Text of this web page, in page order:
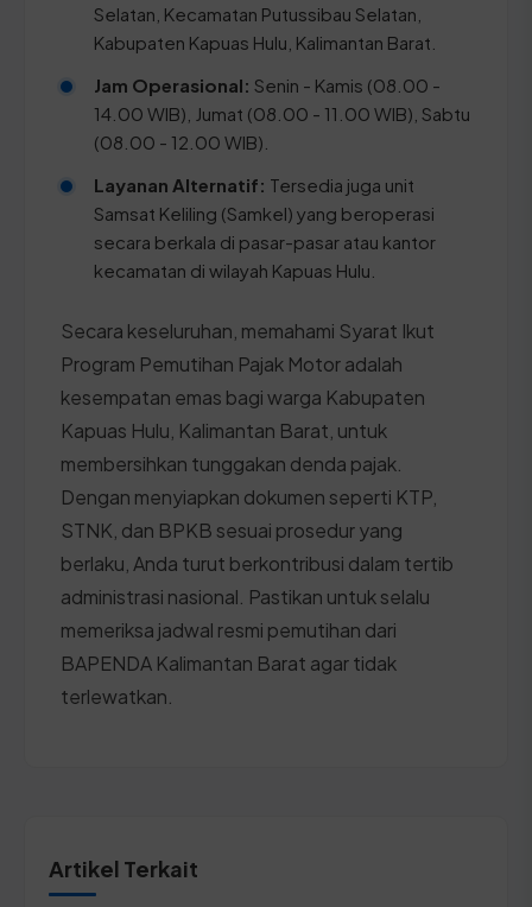
Selatan, Kecamatan Putussibau Selatan,
Kabupaten Kapuas Hulu, Kalimantan Barat.
Jam Operasional: Senin - Kamis (08.00 -
14.00 WIB), Jumat (08.00 - 11.00 WIB), Sabtu
(08.00 - 12.00 WIB).
Layanan Alternatif: Tersedia juga unit
Samsat Keliling (Samkel) yang beroperasi
secara berkala di pasar-pasar atau kantor
kecamatan di wilayah Kapuas Hulu.
Secara keseluruhan, memahami Syarat Ikut
Program Pemutihan Pajak Motor adalah
kesempatan emas bagi warga Kabupaten
Kapuas Hulu, Kalimantan Barat, untuk
membersihkan tunggakan denda pajak.
Dengan menyiapkan dokumen seperti KTP,
STNK, dan BPKB sesuai prosedur yang
berlaku, Anda turut berkontribusi dalam tertib
administrasi nasional. Pastikan untuk selalu
memeriksa jadwal resmi pemutihan dari
BAPENDA Kalimantan Barat agar tidak
terlewatkan.
Artikel Terkait